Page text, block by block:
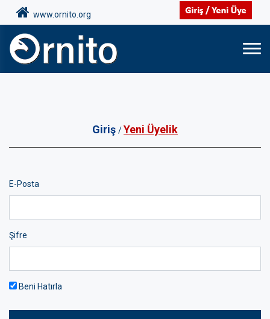
www.ornito.org
Giriş /Yeni Üyelik
E-Posta
Şifre
Beni Hatırla